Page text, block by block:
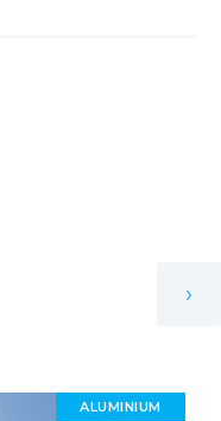
ALUMINIUM
›